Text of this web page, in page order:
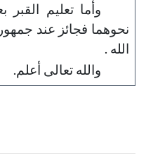
وأما تعليم
نحوهما فجائز عند
الله .
والله تعالى أعلم.